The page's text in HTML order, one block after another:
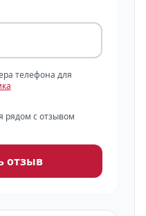
телефона для
рядом с отзывом
отзыв